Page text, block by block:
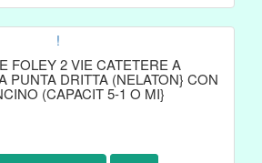
!
FOLEY 2 VIE CATETERE A
PUNTA DRITTA (NELATON} CON
(CAPACIT 5-1 O MI}